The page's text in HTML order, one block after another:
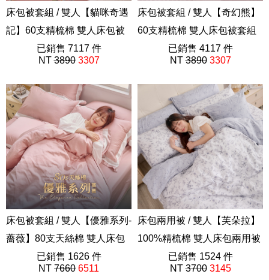
床包被套組 / 雙人【貓咪奇遇
記】60支精梳棉 雙人床包被
AAD201
已銷售 7117 件
NT3890 3307
床包被套組 / 雙人【奇幻熊】
60支精梳棉 雙人床包被套組
AAD201已銷售 4117 件
NT3890 3307
床包被套組 / 雙人【優雅系列-
薔薇】80支天絲棉 雙人床包
202410新品
已銷售 1626 件
NT 7660 6511
床包兩用被 / 雙人【芙朵拉】
100%精梳棉 雙人床包兩用被
40支精梳棉
已銷售 1524 件
NT3700 3145